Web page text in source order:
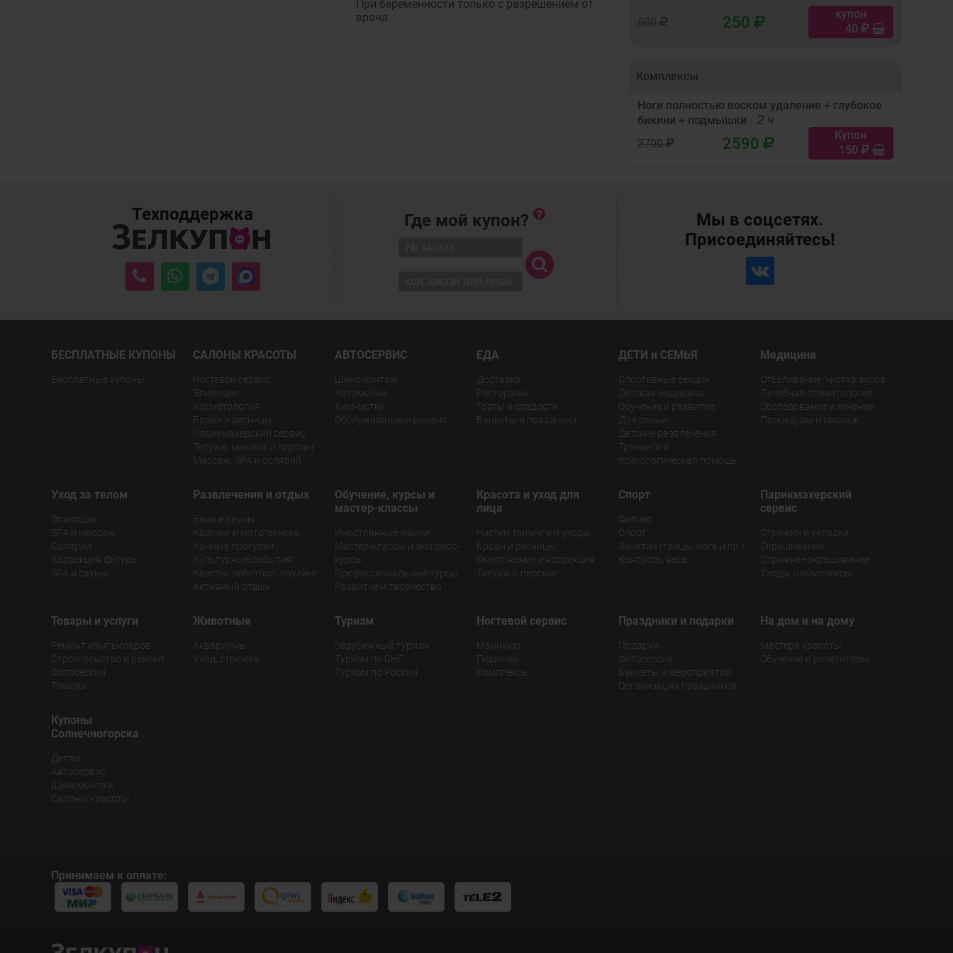
При беременности только с разрешением от
врача.
500 250
купон
40
Комплексы
Ноги полностью воском удаление + глубокое
бикини + подмышки
2 ч
3700 2590
Купон
150
Техподдержка Где мой купон?
Мы в соцсетях.
Присоединяйтесь!
БЕСПЛАТНЫЕ КУПОНЫ
Бесплатные купоны
САЛОНЫ КРАСОТЫ
Ногтевой сервис
Эпиляция
Косметология
Брови и ресницы
Парикмахерский сервис
Татуаж, макияж и пирсинг
Массаж, SPA и солярий
АВТОСЕРВИС
Шиномонтаж
Автомойки
Химчистки
Обслуживание и ремонт
ЕДА
Доставка
Рестораны
Торты и сладости
Банкеты и праздники
ДЕТИ и СЕМЬЯ
Спортивные секции
Детская медицина
Обучение и развитие
Для семьи
Детские развлечения
Тренинги и
психологическая помощь
Медицина
Отбеливание/чистка зубов
Лечебная стоматология
Обследование и лечение
Процедуры и массаж
Уход за телом
Эпиляция
SPA и массаж
Солярий
Коррекция фигуры
SPA и сауны
Развлечения и отдых
Бани и сауны
Картинг и мототехника
Конные прогулки
Культурные события
Квесты, пейнтбол, боулинг
Активный отдых
Обучение, курсы и
мастер-классы
Иностранные языки
Мастер-классы и экспресс-
курсы
Профессиональные курсы
Развитие и творчество
Красота и уход для
лица
Чистки, пилинги и уходы
Брови и ресницы
Омоложение и коррекция
Татуаж и пирсинг
Спорт
Фитнес
Спорт
Занятия (танцы, йога и пр.)
Контроль веса
Парикмахерский
сервис
Стрижки и укладки
Окрашивание
Стрижка+окрашивание
Уходы и комплексы
Товары и услуги
Ремонт компьютеров
Строительство и ремонт
Фотосессии
Товары
Животные
Аквариумы
Уход, стрижка
Туризм
Зарубежный туризм
Туризм по СНГ
Туризм по России
Ногтевой сервис
Маникюр
Педикюр
Комплексы
Праздники и подарки
Подарки
Фотосессии
Банкеты и мероприятия
Организация праздников
На дом и на дому
Мастера красоты
Обучение и репетиторы
Купоны
Солнечногорска
Детям
Автосервис
Шиномонтаж
Салоны красоты
Принимаем к оплате: